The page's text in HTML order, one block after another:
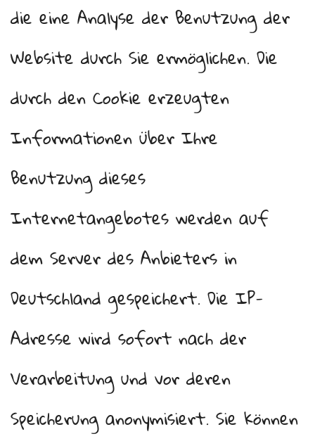
die eine Analyse der Benutzung der
Website durch Sie ermöglichen. Die
durch den Cookie erzeugten
Informationen über Ihre
Benutzung dieses
Internetangebotes werden auf
dem Server des Anbieters in
Deutschland gespeichert. Die IP-
Adresse wird sofort nach der
Verarbeitung und vor deren
Speicherung anonymisiert. Sie können